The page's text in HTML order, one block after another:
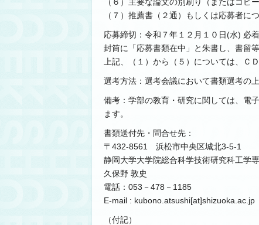
（７）推薦書（２通）もしくは応募者
応募締切：令和７年１２月１０日(水) 必着
封筒に「応募書類在中」と朱書し、書留
上記、（１）から（５）については、Ｃ
選考方法：選考会議において書類選考の
備考：学部の教育・研究に関しては、電
ます。
書類送付先・問合せ先：
〒432-8561 浜松市中央区城北3-5-1
静岡大学大学院総合科学技術研究科工学
久保野 敦史
電話：053－478－1185
E-mail : kubono.atsushi[at]shizuoka.ac.jp
（付記）